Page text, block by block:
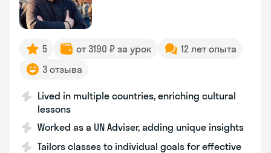
5 от 3190 ₽ за урок
12 лет опыта
3 отзыва
Lived in multiple countries, enriching cultural
lessons
Worked as a UN Adviser, adding unique insights
Tailors classes to individual goals for effective